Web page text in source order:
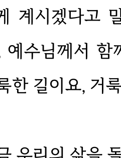
계시겠다고
예수님께서
한 길이요, 거